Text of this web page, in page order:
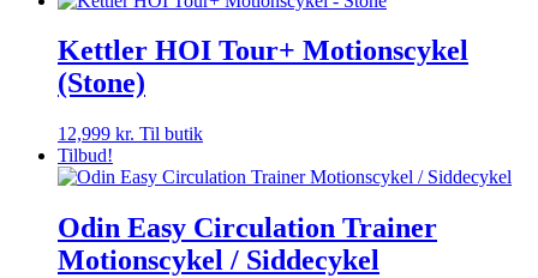
Kettler HOI Tour+ Motionscykel
(Stone)
12,999 kr. Til butik
Tilbud!
Odin Easy Circulation Trainer
Motionscykel / Siddecykel